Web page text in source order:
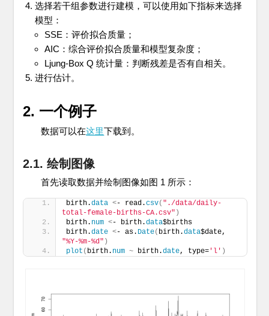
选择若干组参数进行建模，可以使用如下指标来选择
模型：
SSE：评价拟合质量；
AIC：综合评价拟合质量和模型复杂度；
Ljung-Box Q 统计量：判断残差是否有自相关。
进行估计。
2. 一个例子
数据可以在这里下载到。
2.1. 绘制图像
首先读取数据并绘制图像如图 1 所示：
birth.data <- read.csv( "./data/daily-
total-female-births-CA.csv" )
birth. num <- birth.data$births
birth.date <- as. Date( birth.data
"%Y-%m-%d" )
plot ( birth. num ~ birth.date, type= 'l' )